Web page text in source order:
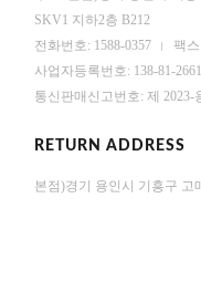
SKV1 지하2층 B212
전화번호: 1588-0357
팩
사업자등록번호: 138-81-
통신판매신고번호: 제 2023-
RETURN ADDRESS
본점)경기 용인시 기흥구 고